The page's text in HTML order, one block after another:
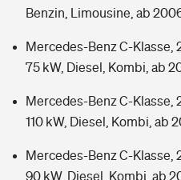
Benzin, Limousine, ab
Mercedes-Benz C-Klasse,
75 kW, Diesel, Kombi, ab
Mercedes-Benz C-Klasse,
110 kW, Diesel, Kombi, ab
Mercedes-Benz C-Klasse,
90 kW, Diesel, Kombi, ab